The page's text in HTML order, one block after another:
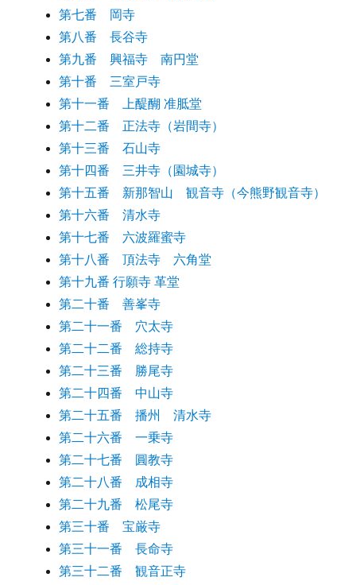
第七番 岡寺
第八番 長谷寺
第九番 興福寺 南円堂
第十番 三室戸寺
第十一番 上醍醐 准胝堂
第十二番 正法寺（岩間寺）
第十三番 石山寺
第十四番 三井寺（園城寺）
第十五番 新那智山 観音寺（今熊野観音寺）
第十六番 清水寺
第十七番 六波羅蜜寺
第十八番 頂法寺 六角堂
第十九番 行願寺 革堂
第二十番 善峯寺
第二十一番 穴太寺
第二十二番 総持寺
第二十三番 勝尾寺
第二十四番 中山寺
第二十五番 播州 清水寺
第二十六番 一乗寺
第二十七番 圓教寺
第二十八番 成相寺
第二十九番 松尾寺
第三十番 宝厳寺
第三十一番 長命寺
第三十二番 観音正寺